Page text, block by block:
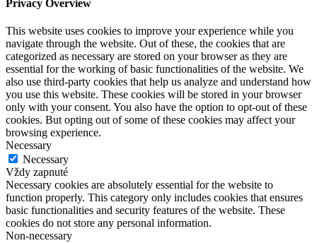
Privacy Overview
This website uses cookies to improve your experience while you
navigate through the website. Out of these, the cookies that are
categorized as necessary are stored on your browser as they are
essential for the working of basic functionalities of the website. We
also use third-party cookies that help us analyze and understand how
you use this website. These cookies will be stored in your browser
only with your consent. You also have the option to opt-out of these
cookies. But opting out of some of these cookies may affect your
browsing experience.
Necessary
Necessary
Vždy zapnuté
Necessary cookies are absolutely essential for the website to
function properly. This category only includes cookies that ensures
basic functionalities and security features of the website. These
cookies do not store any personal information.
Non-necessary